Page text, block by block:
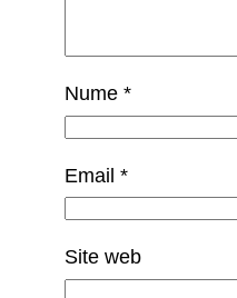
Nume *
Email *
Site web